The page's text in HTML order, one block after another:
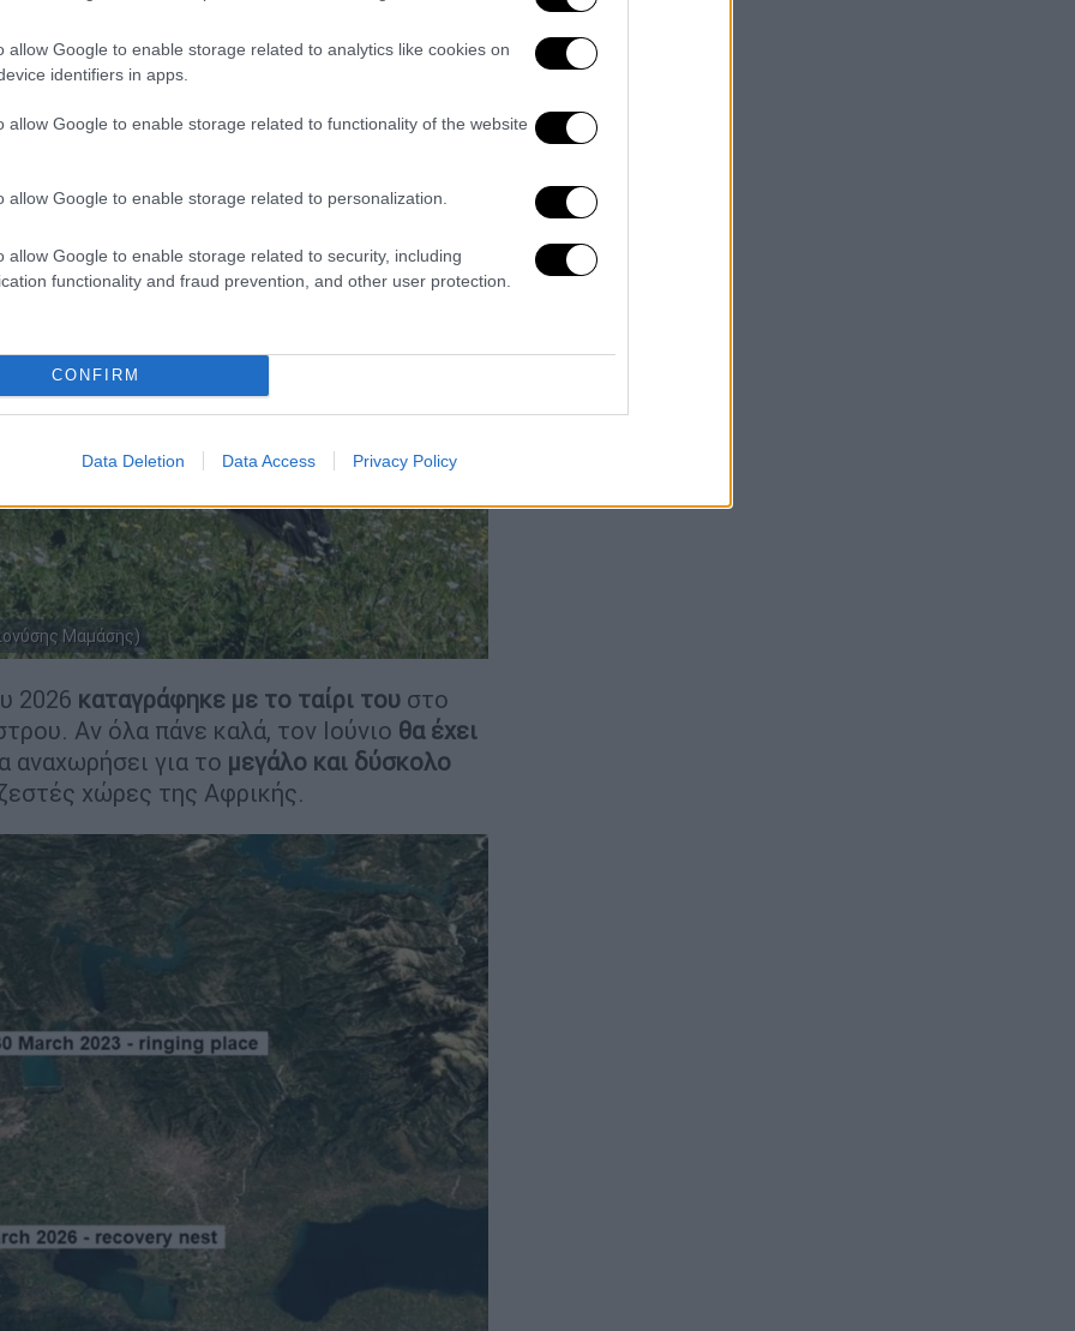
allow Google to enable storage related to analytics like cookies on
identifiers in apps.
allow Google to enable storage related to functionality of the website
allow Google to enable storage related to personalization.
allow Google to enable storage related to security, including
functionality and fraud prevention, and other user protection.
CONFIRM
Data Deletion Data Access Privacy Policy
του χωριού.
Μαμάσης)
2026 καταγράφηκε με το ταίρι του στο
Αν όλα πάνε καλά, τον Ιούνιο θα έχει
αναχωρήσει για το μεγάλο και δύσκολο
χώρες της Αφρικής.